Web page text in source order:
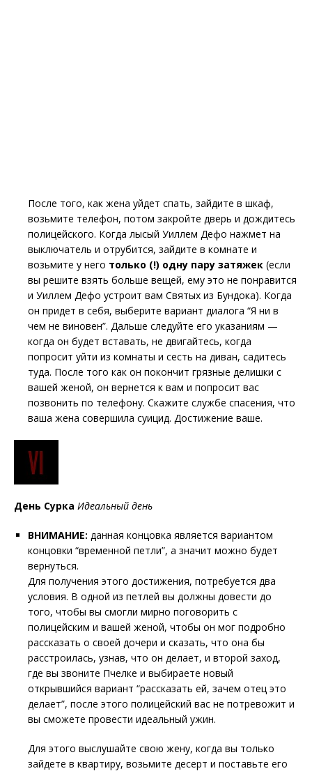
После того, как жена уйдет спать, зайдите в шкаф,
возьмите телефон, потом закройте дверь и дождитесь
полицейского. Когда лысый Уиллем Дефо нажмет на
выключатель и отрубится, зайдите в комнате и
возьмите у него только (!) одну пару затяжек (если
вы решите взять больше вещей, ему это не понравится
и Уиллем Дефо устроит вам Святых из Бундока). Когда
он придет в себя, выберите вариант диалога “Я ни в
чем не виновен”. Дальше следуйте его указаниям —
когда он будет вставать, не двигайтесь, когда
попросит уйти из комнаты и сесть на диван, садитесь
туда. После того как он покончит грязные делишки с
вашей женой, он вернется к вам и попросит вас
позвонить по телефону. Скажите службе спасения, что
ваша жена совершила суицид. Достижение ваше.
День Сурка Идеальный день
ВНИМАНИЕ: данная концовка является вариантом
концовки “временной петли”, а значит можно будет
вернуться.
Для получения этого достижения, потребуется два
условия. В одной из петлей вы должны довести до
того, чтобы вы смогли мирно поговорить с
полицейским и вашей женой, чтобы он мог подробно
рассказать о своей дочери и сказать, что она бы
расстроилась, узнав, что он делает, и второй заход,
где вы звоните Пчелке и выбираете новый
открывшийся вариант “рассказать ей, зачем отец это
делает”, после этого полицейский вас не потревожит и
вы сможете провести идеальный ужин.
Для этого выслушайте свою жену, когда вы только
зайдете в квартиру, возьмите десерт и поставьте его